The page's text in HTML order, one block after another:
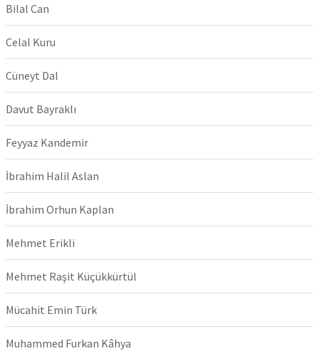
Bilal Can
Celal Kuru
Cüneyt Dal
Davut Bayraklı
Feyyaz Kandemir
İbrahim Halil Aslan
İbrahim Orhun Kaplan
Mehmet Erikli
Mehmet Raşit Küçükkürtül
Mücahit Emin Türk
Muhammed Furkan Kâhya